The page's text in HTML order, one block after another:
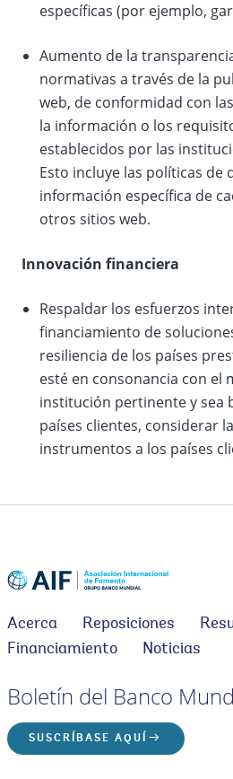
específicas (por ejemplo,
Aumento de la
normativas a través de la
web, de conformidad con
la información o los
establecidos por las
Esto incluye las políticas de
información específica de
otros sitios web.
Innovación financiera
Respaldar los esfuerzos
financiamiento de
resiliencia de los países
esté en consonancia con el
institución pertinente y sea
países clientes, considerar
instrumentos a los países
Acerca Reposiciones
Financiamiento
Noticias
Boletín del Banco
SUSCRÍBASE AQUÍ